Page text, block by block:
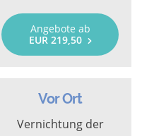
Angebote ab
EUR 219,50
Vor Ort
Vernichtung der